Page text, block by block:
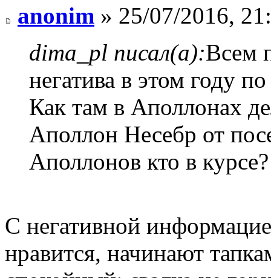
anonim » 25/07/2016,
dima_pl писал(а):Всем
негатива в этом году
Как там в Аполлонах
Аполлон Несебр от
Аполлонов кто в курсе?
С негативной
нравится, начинают